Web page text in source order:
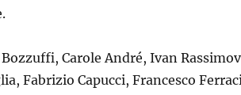
Carole André, Ivan
Fabrizio Capucci, Francesco